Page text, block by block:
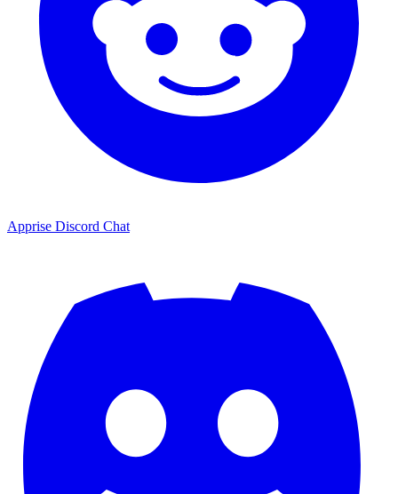
Apprise Discord Chat